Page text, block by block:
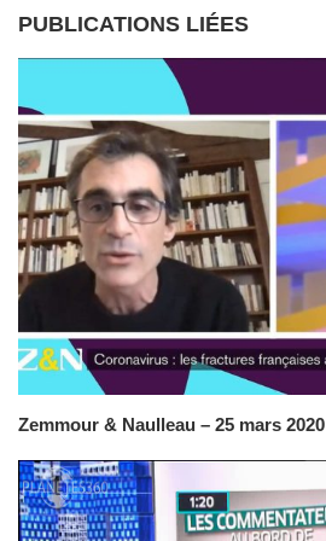
PUBLICATIONS LIÉES
Zemmour & Naulleau – 25 mars 2020